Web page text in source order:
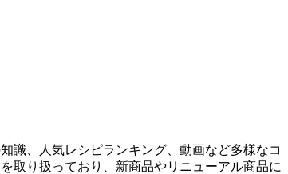
識、人気レシピランキング、動画など多様なコ
取り扱っており、新商品やリニューアル商品に